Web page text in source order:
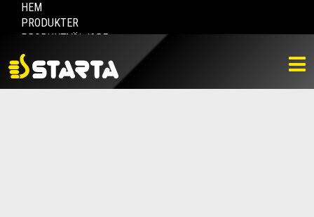
HEM
PRODUKTER
PRODUKTVÄLJARE
HITTA ÅTERFÖRSÄLJARE
NYHETER